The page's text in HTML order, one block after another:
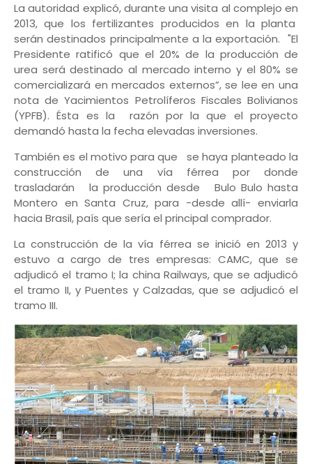
La autoridad explicó, durante una visita al complejo en
2013, que los fertilizantes producidos en la planta
serán destinados principalmente a la exportación. "El
Presidente ratificó que el 20% de la producción de
urea será destinado al mercado interno y el 80% se
comercializará en mercados externos”, se lee en una
nota de Yacimientos Petrolíferos Fiscales Bolivianos
(YPFB). Ésta es la razón por la que el proyecto
demandó hasta la fecha elevadas inversiones.
También es el motivo para que se haya planteado la
construcción de una vía férrea por donde
trasladarán la producción desde Bulo Bulo hasta
Montero en Santa Cruz, para -desde allí- enviarla
hacia Brasil, país que sería el principal comprador.
La construcción de la vía férrea se inició en 2013 y
estuvo a cargo de tres empresas: CAMC, que se
adjudicó el tramo I; la china Railways, que se adjudicó
el tramo II, y Puentes y Calzadas, que se adjudicó el
tramo III.